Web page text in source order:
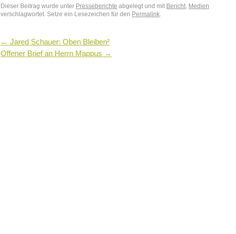
Dieser Beitrag wurde unter Presseberichte abgelegt und mit Bericht Medien
verschlagwortet. Setze ein Lesezeichen für den Permalink
← Jared Schauer: Oben Bleiben²
Offener Brief an Herrn Mappus →